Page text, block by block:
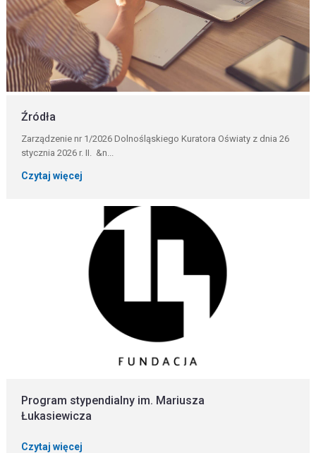
Źródła
Zarządzenie nr 1/2026 Dolnośląskiego Kuratora Oświaty z dnia 26
stycznia 2026 r. II. &n...
Czytaj więcej
Program stypendialny im. Mariusza
Łukasiewicza
Czytaj więcej